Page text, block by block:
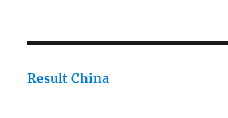
Result China